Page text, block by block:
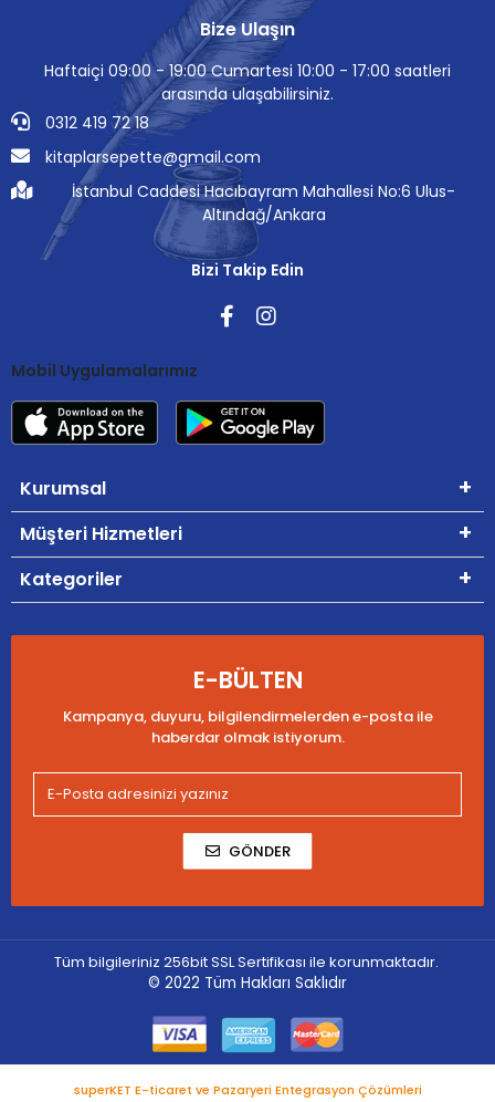
Bize Ulaşın
Haftaiçi 09:00 - 19:00 Cumartesi 10:00 - 17:00 saatleri
arasında ulaşabilirsiniz.
0312 419 72 18
kitaplarsepette@gmail.com
İstanbul Caddesi Hacıbayram Mahallesi No:6 Ulus-
Altındağ/Ankara
Bizi Takip Edin
Mobil Uygulamalarımız
Kurumsal
Müşteri Hizmetleri
Kategoriler
E-BÜLTEN
Kampanya, duyuru, bilgilendirmelerden e-posta ile
haberdar olmak istiyorum.
GÖNDER
Tüm bilgileriniz 256bit SSL Sertifikası ile korunmaktadır.
© 2022 Tüm Hakları Saklıdır
superKET E-ticaret ve Pazaryeri Entegrasyon Çözümleri